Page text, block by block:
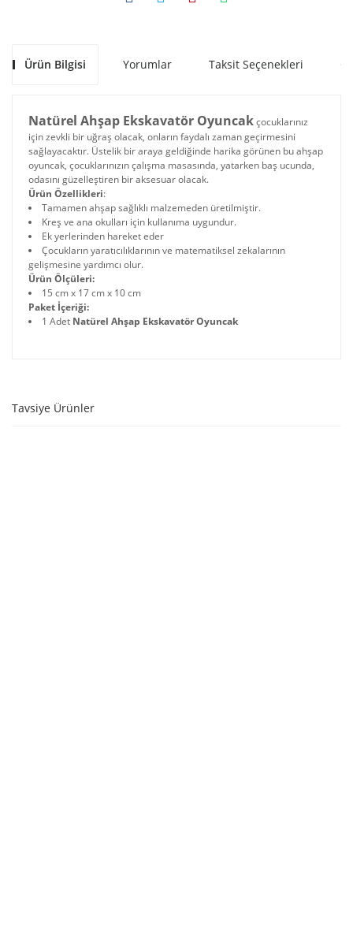
Ürün Bilgisi Yorumlar Taksit Seçenekleri
Natürel Ahşap Ekskavatör Oyuncakçocuklarınız
için zevkli bir uğraş olacak, onların faydalı zaman geçirmesini
sağlayacaktır. Üstelik bir araya geldiğinde harika görünen bu ahşap
oyuncak, çocuklarınızın çalışma masasında, yatarken baş ucunda,
odasını güzelleştiren bir aksesuar olacak.
Ürün Özellikleri:
Tamamen ahşap sağlıklı malzemeden üretilmiştir.
Kreş ve ana okulları için kullanıma uygundur.
Ek yerlerinden hareket eder
Çocukların yaratıcılıklarının ve matematiksel zekalarının
gelişmesine yardımcı olur.
Ürün Ölçüleri:
15 cm x 17 cm x 10 cm
Paket İçeriği:
1 Adet Natürel Ahşap Ekskavatör Oyuncak
Tavsiye Ürünler